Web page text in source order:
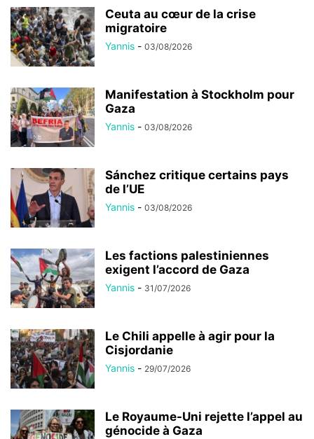
Ceuta au cœur de la crise
migratoire
Yannis - 03/08/2026
Manifestation à Stockholm pour
Gaza
Yannis - 03/08/2026
Sánchez critique certains pays
de l’UE
Yannis - 03/08/2026
Les factions palestiniennes
exigent l’accord de Gaza
Yannis - 31/07/2026
Le Chili appelle à agir pour la
Cisjordanie
Yannis - 29/07/2026
Le Royaume-Uni rejette l’appel au
génocide à Gaza